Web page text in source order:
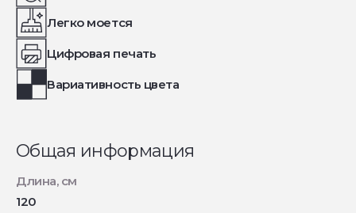
Легко моется
Цифровая печать
Вариативность цвета
Общая информация
Длина, см
120